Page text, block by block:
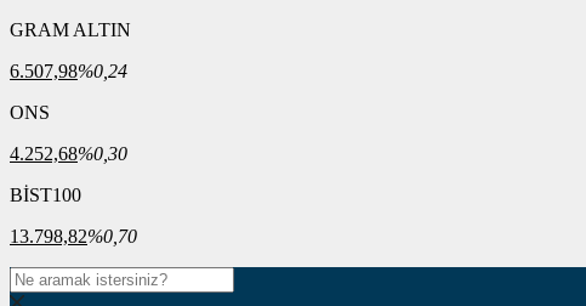
GRAM ALTIN
6.507,98%0,24
ONS
4.252,68%0,30
BİST100
13.798,82%0,70